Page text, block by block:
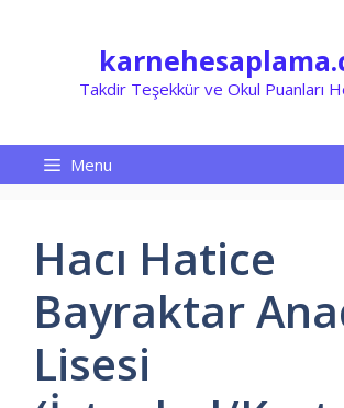
Takdir Teşekkür ve Okul Puanları
Menu
Hacı Hatice
Bayraktar
Lisesi